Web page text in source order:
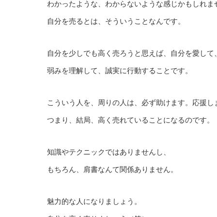
わかったような、わからないような感じかもしれま
自分を売るとは、そういうことなんです。
自分を少しでも高く売ろうと思えば、自分を愛し
弱みを理解して、誠実に行動することです。
こういう人を、周りの人は、必ず助けます。応援し
つまり、結局、高く売れていることになるのです。
知識やテクニックではありませんし、
もちろん、肩書なんて関係ありません。
魅力的な人になりましょう。